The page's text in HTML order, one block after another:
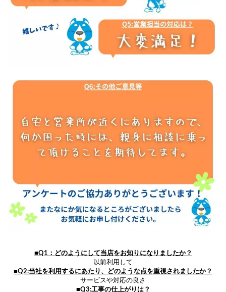
■Q1：どのようにして当店をお知りになりましたか？
以前利用して
■Q2:当社を利用するにあたり、どのような点を重視されましたか？
サービスや対応の良さ
■Q3:工事の仕上がりは？